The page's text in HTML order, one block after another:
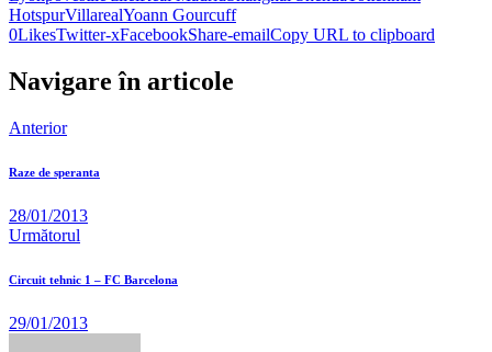
HotspurVillarealYoann Gourcuff
0LikesTwitter-xFacebookShare-emailCopy URL to clipboard
Navigare în articole
Anterior
Raze de speranta
28/01/2013
Următorul
Circuit tehnic 1 – FC Barcelona
29/01/2013